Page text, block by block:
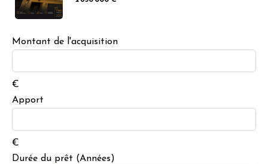
Montant de l'acquisition
€
Apport
€
Durée du prêt (Années)